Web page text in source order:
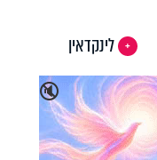
לינקדאין
🔇